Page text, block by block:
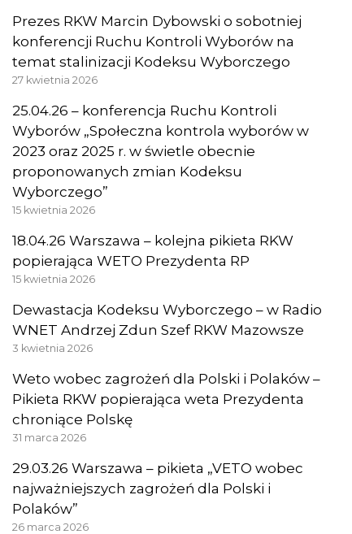
Prezes RKW Marcin Dybowski o sobotniej
konferencji Ruchu Kontroli Wyborów na
temat stalinizacji Kodeksu Wyborczego
27 kwietnia 2026
25.04.26 – konferencja Ruchu Kontroli
Wyborów „Społeczna kontrola wyborów w
2023 oraz 2025 r. w świetle obecnie
proponowanych zmian Kodeksu
Wyborczego”
15 kwietnia 2026
18.04.26 Warszawa – kolejna pikieta RKW
popierająca WETO Prezydenta RP
15 kwietnia 2026
Dewastacja Kodeksu Wyborczego – w Radio
WNET Andrzej Zdun Szef RKW Mazowsze
3 kwietnia 2026
Weto wobec zagrożeń dla Polski i Polaków –
Pikieta RKW popierająca weta Prezydenta
chroniące Polskę
31 marca 2026
29.03.26 Warszawa – pikieta „VETO wobec
najważniejszych zagrożeń dla Polski i
Polaków”
26 marca 2026